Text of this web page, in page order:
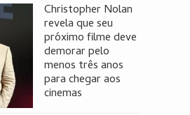
Christopher Nolan
revela que seu
próximo filme deve
demorar pelo
menos três anos
para chegar aos
cinemas